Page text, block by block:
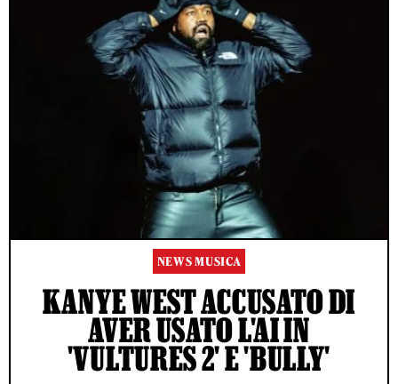
NEWS MUSICA
KANYE WEST ACCUSATO DI
AVER USATO L'AI IN
'VULTURES 2' E 'BULLY'